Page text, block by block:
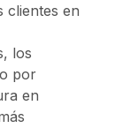
clientes en
los
por
en